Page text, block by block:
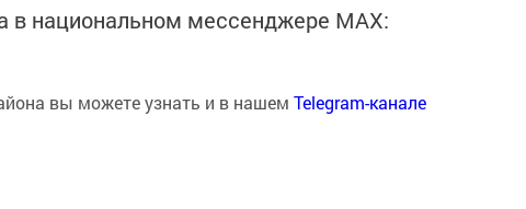
в национальном мессенджере MАХ:
вы можете узнать и в нашем Telegram-канале